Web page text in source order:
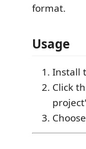
format.
Usage
Install
Click